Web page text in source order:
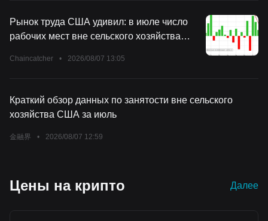
Рынок труда США удивил: в июле число
рабочих мест вне сельского хозяйства
человек.
Chaincatcher • 2026/08/07 13:05
Краткий обзор данных по занятости вне сельского
хозяйства США за июль
金融界 • 2026/08/07 12:59
Цены на крипто Далее